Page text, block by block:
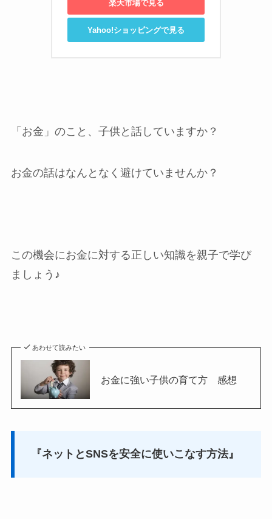
楽天市場で見る
Yahoo!ショッピングで見る
「お金」のこと、子供と話していますか？
お金の話はなんとなく避けていませんか？
この機会にお金に対する正しい知識を親子で学び
ましょう♪
あわせて読みたい
お金に強い子供の育て方 感想
『ネットとSNSを安全に使いこなす方法』